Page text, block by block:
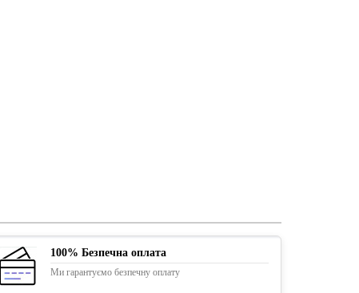
100% Безпечна оплата
Ми гарантуємо безпечну оплату